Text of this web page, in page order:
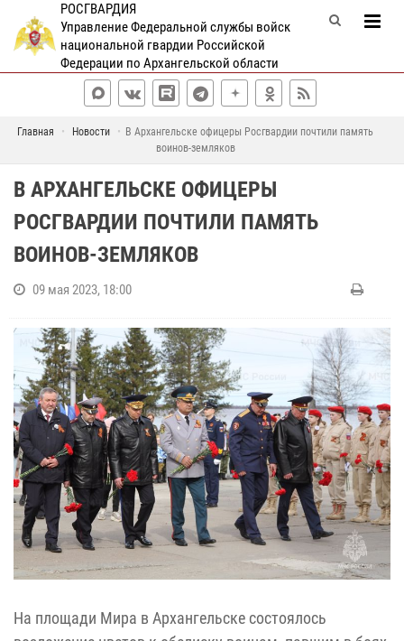
РОСГВАРДИЯ
Управление Федеральной службы войск
национальной гвардии Российской
Федерации по Архангельской области
Главная Новости
В Архангельске офицеры Росгвардии почтили память
воинов-земляков
В АРХАНГЕЛЬСКЕ ОФИЦЕРЫ
РОСГВАРДИИ ПОЧТИЛИ ПАМЯТЬ
ВОИНОВ-ЗЕМЛЯКОВ
09 мая 2023, 18:00
На площади Мира в Архангельске состоялось